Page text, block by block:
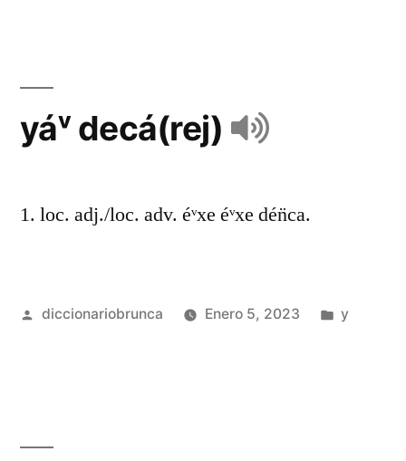
yáᵛ decá(rej)
1. loc. adj./loc. adv. éᵛxe éᵛxe dén̈ca.
diccionariobrunca Enero 5, 2023 y